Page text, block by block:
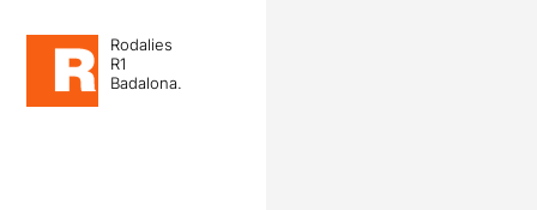
Rodalies
R1
Badalona.